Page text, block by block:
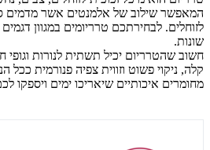
המאפשר שילוב של אלמנטים אשר מדמים
לזוחלים. לבחירתכם טרריומים במגוון
שונות.
חשוב שהטרריום יכיל תשתית לנורות וגופי
קלה, ניקוי פשוט וזווית צפיה פנורמית ככל
מחומרים איכותיים שיאריכו ימים ויספקו